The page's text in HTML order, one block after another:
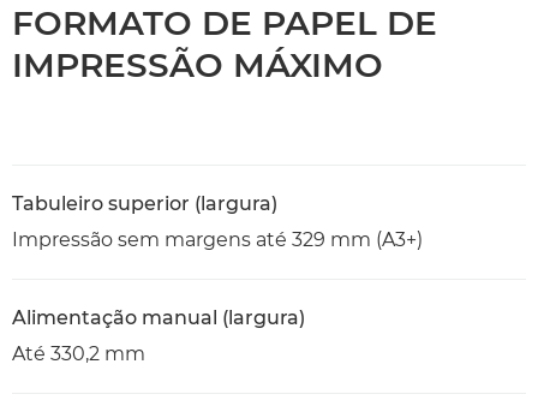
FORMATO DE PAPEL DE
IMPRESSÃO MÁXIMO
Tabuleiro superior (largura)
Impressão sem margens até 329 mm (A3+)
Alimentação manual (largura)
Até 330,2 mm